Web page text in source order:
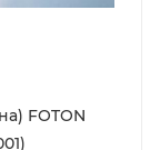
FOTON